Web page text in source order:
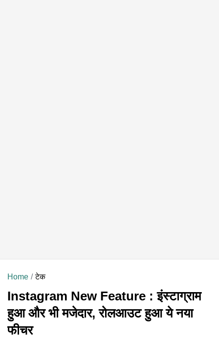
Home टेक
Instagram New Feature : इंस्टाग्राम
हुआ और भी मजेदार, रोलआउट हुआ ये नया
फीचर